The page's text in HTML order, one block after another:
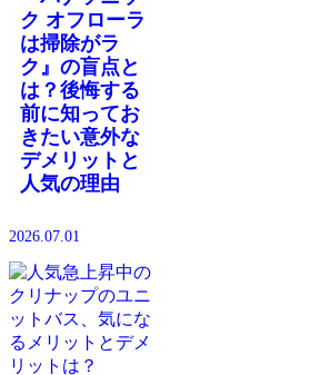
ク オフローラ
は掃除がラ
ク』の盲点と
は？後悔する
前に知ってお
きたい意外な
デメリットと
人気の理由
2026.07.01